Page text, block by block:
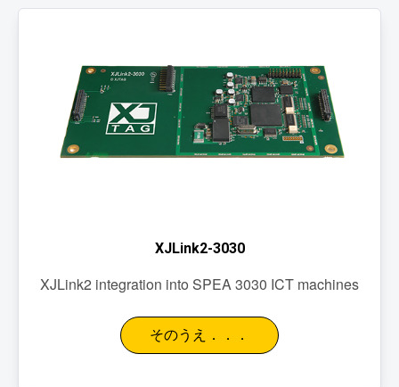
XJLink2-3030
XJLink2 integration into SPEA 3030 ICT machines
そのうえ．．．